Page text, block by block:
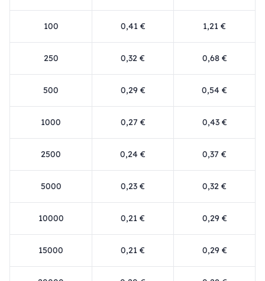
100 0,41 € 1,21 €
250 0,32 € 0,68 €
500 0,29 € 0,54 €
1000 0,27 € 0,43 €
2500 0,24 € 0,37 €
5000 0,23 € 0,32 €
10000 0,21 € 0,29 €
15000 0,21 € 0,29 €